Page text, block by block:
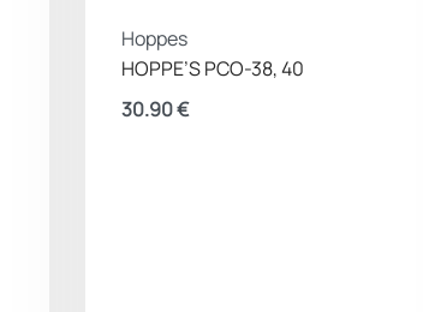
Hoppes
HOPPE’S PCO-38, 40
30.90€